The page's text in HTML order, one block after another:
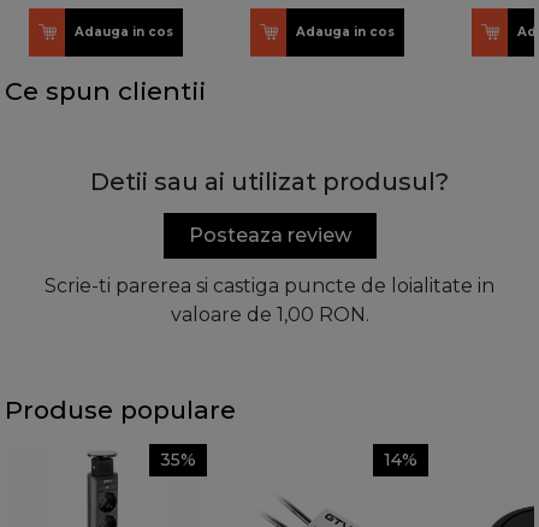
Adauga in cos Adauga in cos
Ce spun clientii
Detii sau ai utilizat produsul?
Posteaza review
Scrie-ti parerea si castiga puncte de loialitate in
valoare de 1,00 RON.
Produse populare
35% 14%